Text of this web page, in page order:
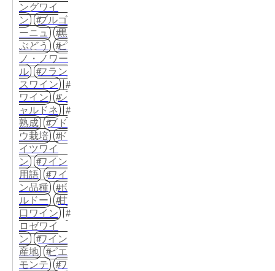
ングワイ
ン
ブルゴ
ーニュ
黒
ぶどう
ピ
ノ・ノワー
ル
フラン
スワイン
ワイン
シ
ャルドネ
熟成
ブド
ウ栽培
ド
イツワイ
ン
ワイン
用語
ワイ
ン品種
ボ
ルドー
甘
口ワイン
ロゼワイ
ン
ワイン
産地
ピエ
モンテ
ワ